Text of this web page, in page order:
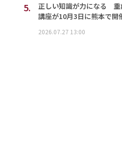
5.
正しい知識が力になる 重
講座が10月3日に熊本で開
2026.07.27 13:00